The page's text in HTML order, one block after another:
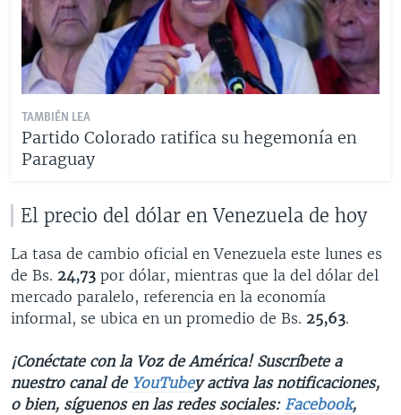
TAMBIÉN LEA
Partido Colorado ratifica su hegemonía en
Paraguay
El precio del dólar en Venezuela de hoy
La tasa de cambio oficial en Venezuela este lunes es
de Bs. 24,73 por dólar, mientras que la del dólar del
mercado paralelo, referencia en la economía
informal, se ubica en un promedio de Bs. 25,63.
¡Conéctate con la Voz de América! Suscríbete a
nuestro canal de YouTubey activa las notificaciones,
o bien, síguenos en las redes sociales: Facebook,